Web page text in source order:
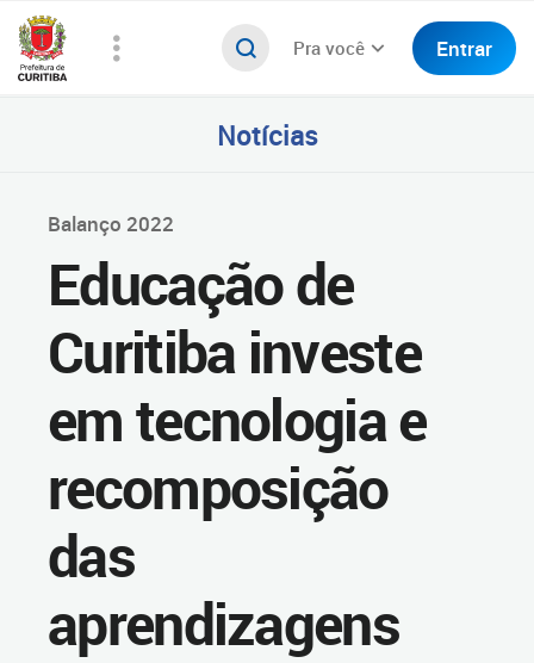
Pra você Entrar
Notícias
Balanço 2022
Educação de
Curitiba investe
em tecnologia e
recomposição
das
aprendizagens